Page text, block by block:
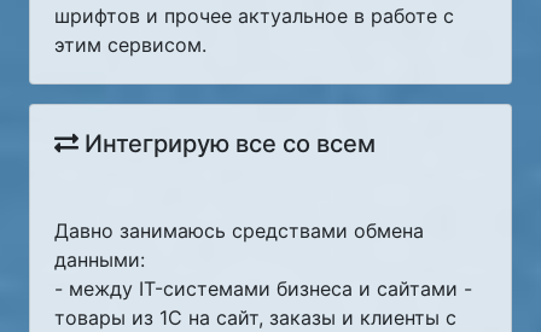
шрифтов и прочее актуальное в работе с
этим сервисом.
Интегрирую все со всем
Давно занимаюсь средствами обмена
данными:
- между IT-системами бизнеса и сайтами -
товары из 1С на сайт, заказы и клиенты с